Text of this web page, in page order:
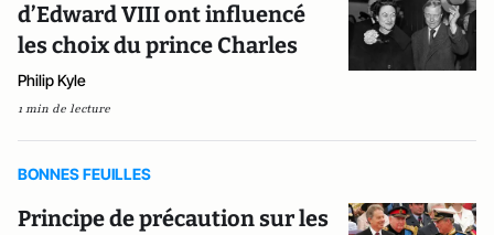
d’Edward VIII ont influencé
les choix du prince Charles
Philip Kyle
1 min de lecture
BONNES FEUILLES
Principe de précaution sur les